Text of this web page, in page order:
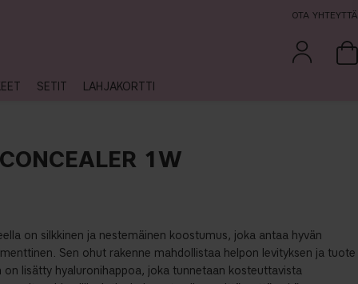
OTA YHTEYTTÄ
SETIT LAHJAKORTTI
1W
on silkkinen ja nestemäinen koostumus, joka antaa hyvän
Sen ohut rakenne mahdollistaa helpon levityksen ja tuote
on lisätty hyaluronihappoa, joka tunnetaan kosteuttavista